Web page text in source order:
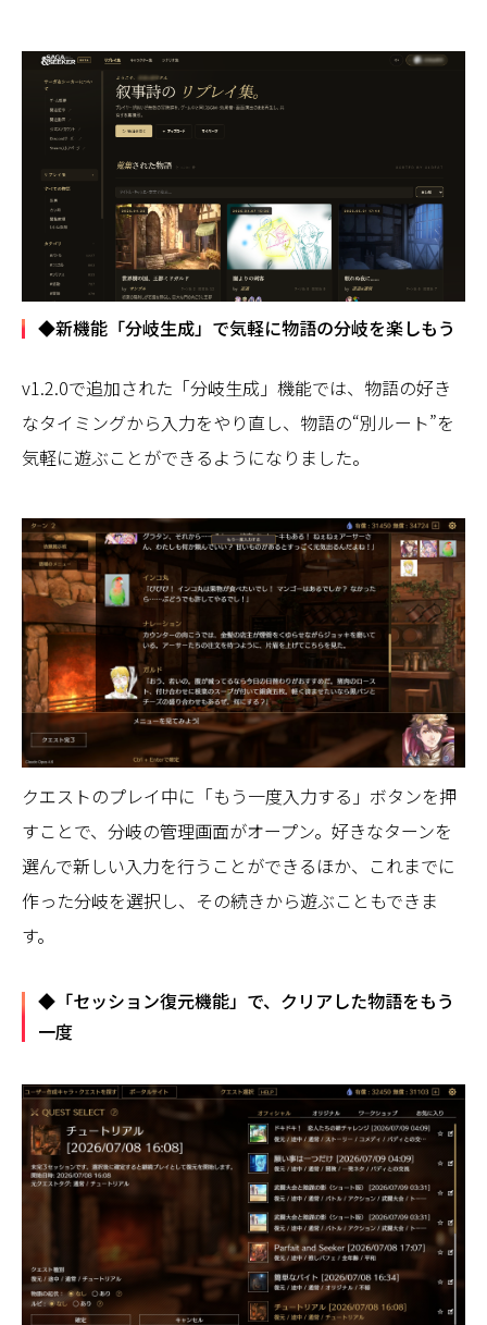
◆新機能「分岐生成」で気軽に物語の分岐を楽しもう
v1.2.0で追加された「分岐生成」機能では、物語の好き
なタイミングから入力をやり直し、物語の“別ルート”を
気軽に遊ぶことができるようになりました。
クエストのプレイ中に「もう一度入力する」ボタンを押
すことで、分岐の管理画面がオープン。好きなターンを
選んで新しい入力を行うことができるほか、これまでに
作った分岐を選択し、その続きから遊ぶこともできま
す。
◆「セッション復元機能」で、クリアした物語をもう
一度